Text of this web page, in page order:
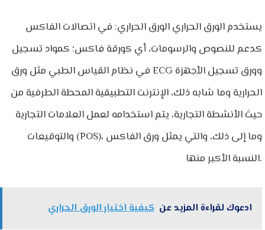
يستخدم الورق الحراري الورق الحراري: في اتصالات الفاكس
كدعم للنصوص والرسومات، أي كورقة فاكس؛ كمواد تسجيل
في نظام القياس الطبي مثل ورق ECG وورق تسجيل الأجهزة
الحرارية وما شابه ذلك، الإنترنت التطبيقية المحطة الطرفية من
حيث الأنشطة التجارية، يتم استخدامه لعمل العلامات التجارية
والتوقيعات (POS)، وما إلى ذلك، والتي يمثل ورق الفاكس
النسبة الأكبر منها.
ادعوك لقراءة المزيد عن كيفية اختيار الورق الحراري